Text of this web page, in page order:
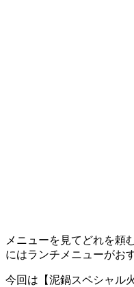
メニューを見てどれを頼
にはランチメニューがお
今回は【泥鍋スペシャル